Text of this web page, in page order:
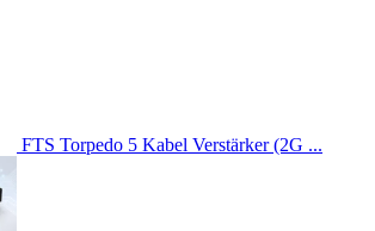
FTS Torpedo 5 Kabel Verstärker (2G ...